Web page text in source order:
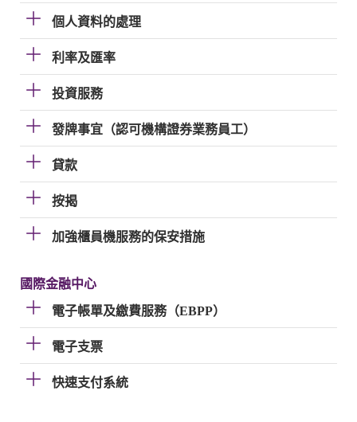
個人資料的處理
利率及匯率
投資服務
發牌事宜（認可機構證券業務員工）
貸款
按揭
加強櫃員機服務的保安措施
國際金融中心
電子帳單及繳費服務（EBPP）
電子支票
快速支付系統